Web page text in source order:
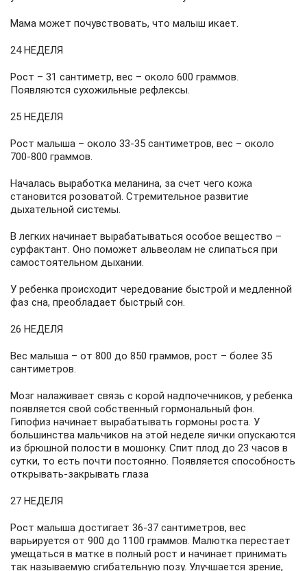
Мама может почувствовать, что малыш икает.
24 НЕДЕЛЯ
Рост – 31 сантиметр, вес – около 600 граммов.
Появляются сухожильные рефлексы.
25 НЕДЕЛЯ
Рост малыша – около 33-35 сантиметров, вес – около
700-800 граммов.
Началась выработка меланина, за счет чего кожа
становится розоватой. Стремительное развитие
дыхательной системы.
В легких начинает вырабатываться особое вещество –
сурфактант. Оно поможет альвеолам не слипаться при
самостоятельном дыхании.
У ребенка происходит чередование быстрой и медленной
фаз сна, преобладает быстрый сон.
26 НЕДЕЛЯ
Вес малыша – от 800 до 850 граммов, рост – более 35
сантиметров.
Мозг налаживает связь с корой надпочечников, у ребенка
появляется свой собственный гормональный фон.
Гипофиз начинает вырабатывать гормоны роста. У
большинства мальчиков на этой неделе яички опускаются
из брюшной полости в мошонку. Спит плод до 23 часов в
сутки, то есть почти постоянно. Появляется способность
открывать-закрывать глаза
27 НЕДЕЛЯ
Рост малыша достигает 36-37 сантиметров, вес
варьируется от 900 до 1100 граммов. Малютка перестает
умещаться в матке в полный рост и начинает принимать
так называемую сгибательную позу. Улучшается зрение,